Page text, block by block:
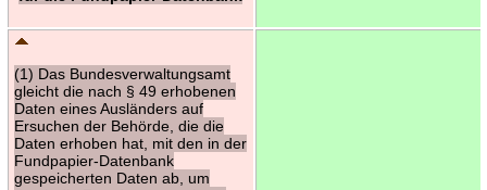
(1) Das Bundesverwaltungsamt
gleicht die nach § 49 erhobenen
Daten eines Ausländers auf
Ersuchen der Behörde, die die
Daten erhoben hat, mit den in der
Fundpapier-Datenbank
gespeicherten Daten ab, um